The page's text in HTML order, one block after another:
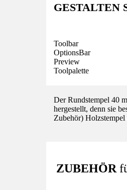
GESTALTEN
Toolbar
OptionsBar
Preview
Toolpalette
Der Rundstempel 40
hergestellt, denn sie
Zubehör)
ZUBEHÖR